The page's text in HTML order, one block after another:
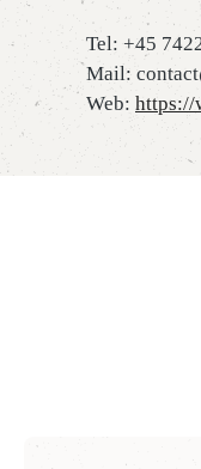
Tel: +45
Mail:
Web: https://
Produktgalerie